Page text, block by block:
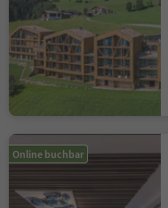
Online buchbar